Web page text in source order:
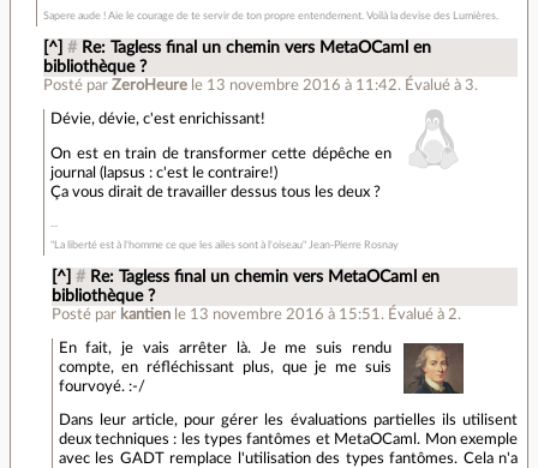
Sapere aude ! Aie le courage de te servir de ton propre entendement. Voilà la devise des Lumières.
[^] # Re: Tagless final un chemin vers MetaOCaml en
bibliothèque ?
Posté parZeroHeure le 13 novembre 2016 à 11:42. Évalué à 3.
Dévie, dévie, c'est enrichissant!
On est en train de transformer cette dépêche en
journal (lapsus : c'est le contraire!)
Ça vous dirait de travailler dessus tous les deux ?
"La liberté est à l'homme ce que les ailes sont à l'oiseau" Jean-Pierre Rosnay
[^] # Re: Tagless final un chemin vers MetaOCaml en
bibliothèque ?
Posté par kantien le 13 novembre 2016 à 15:51 . Évalué à 2.
En fait, je vais arrêter là. Je me suis rendu
compte, en réfléchissant plus, que je me suis
fourvoyé. :-/
Dans leur article, pour gérer les évaluations partielles ils utilisent
deux techniques : les types fantômes et MetaOCaml. Mon exemple
avec les GADT remplace l'utilisation des types fantômes. Cela n'a